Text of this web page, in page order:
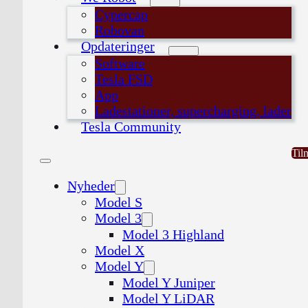
Cypercap
Robovan
Opdateringer
Software
Tesla FSD
App
Ladestationer, supercharging, lader
Tesla Community
Nyheder
Model S
Model 3
Model 3 Highland
Model X
Model Y
Model Y Juniper
Model Y LiDAR